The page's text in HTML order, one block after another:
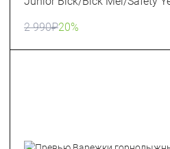
2 990₽20%